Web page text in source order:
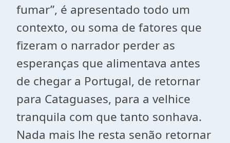
fumar”, é apresentado todo um
contexto, ou soma de fatores que
fizeram o narrador perder as
esperanças que alimentava antes
de chegar a Portugal, de retornar
para Cataguases, para a velhice
tranquila com que tanto sonhava.
Nada mais lhe resta senão retornar